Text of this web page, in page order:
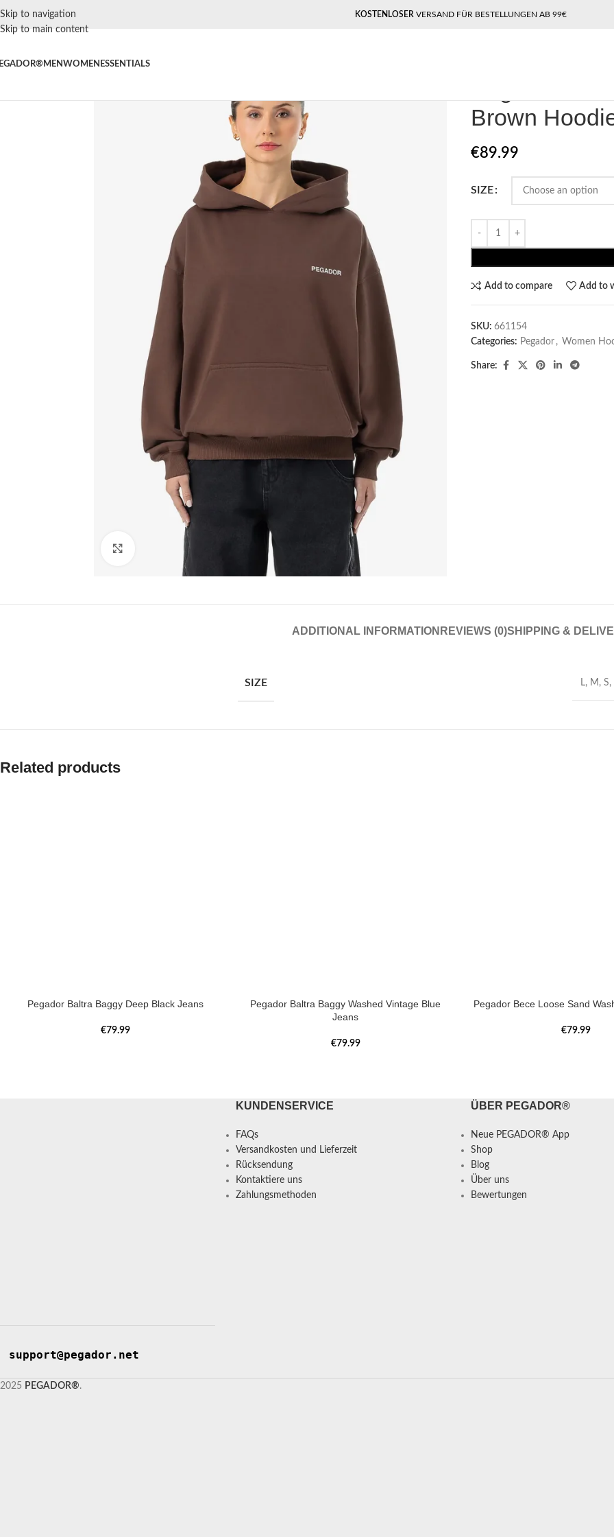
Skip to navigation
Skip to main content
KOSTENLOSER VERSAND FÜR BESTELLUNGEN AB 99€
MENWOMEN ESSENTIALS
Click to enlarge
Brown
€89.99
SIZE
Add to compare Add to
SKU: 661154
Categories: Pegador​ , Women
Share:
ADDITIONAL INFORMATION REVIEWS (0)SHIPPING &
SIZE L, M , S,
Related products
Pegador Baltra Baggy Deep Black Jeans
€79.99
Pegador Baltra Baggy Washed Vintage Blue
Jeans
€79.99
Pegador Bece Loose Sand
€79.99
support@pegador.net
KUNDENSERVICE
FAQs
Versandkosten und Lieferzeit
Rücksendung
Kontaktiere uns
Zahlungsmethoden
ÜBER PEGADOR®
Neue PEGADOR® App
Shop
Blog
Über uns
Bewertungen
2025 PEGADOR®.